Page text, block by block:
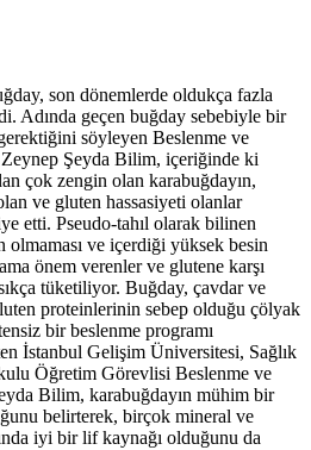
son dönemlerde oldukça fazla
Adında geçen buğday sebebiyle bir
söyleyen Beslenme ve
Şeyda Bilim, içeriğinde ki
çok zengin olan karabuğdayın,
ve gluten hassasiyeti olanlar
etti. Pseudo-tahıl olarak bilinen
olmaması ve içerdiği yüksek besin
önem verenler ve glutene karşı
tüketiliyor. Buğday, çavdar ve
proteinlerinin sebep olduğu çölyak
bir beslenme programı
İstanbul Gelişim Üniversitesi, Sağlık
Öğretim Görevlisi Beslenme ve
Bilim, karabuğdayın mühim bir
belirterek, birçok mineral ve
iyi bir lif kaynağı olduğunu da